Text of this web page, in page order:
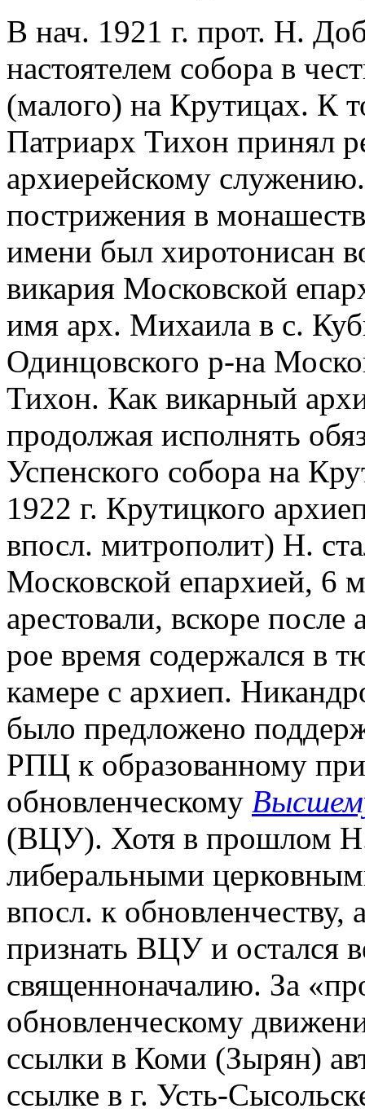
В нач. 1921 г. прот. Н.
настоятелем собора в
(малого) на Крутицах. К
Патриарх Тихон принял
архиерейскому
пострижения в
имени был хиротонисан
викария Московской
имя арх. Михаила в с.
Одинцовского р-на
Тихон. Как викарный
продолжая исполнять
Успенского собора на
1922 г. Крутицкого
впосл. митрополит) Н.
Московской епархией, 6
арестовали, вскоре
рое время содержался в
камере с архиеп.
было предложено
РПЦ к образованному при
обновленческому
(ВЦУ). Хотя в прошлом Н.
либеральными
впосл. к обновленчеству,
признать ВЦУ и остался
священноначалию. За
обновленческому
ссылки в Коми (Зырян)
ссылке в г. Усть-